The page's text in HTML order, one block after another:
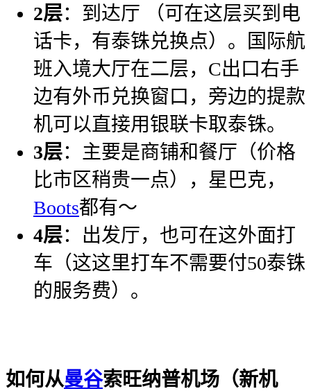
2层：到达厅 （可在这层买到电
话卡，有泰铢兑换点）。国际航
班入境大厅在二层，C出口右手
边有外币兑换窗口，旁边的提款
机可以直接用银联卡取泰铢。
3层：主要是商铺和餐厅（价格
比市区稍贵一点），星巴克，
Boots都有～
4层：出发厅，也可在这外面打
车（这这里打车不需要付50泰铢
的服务费）。
如何从曼谷索旺纳普机场（新机